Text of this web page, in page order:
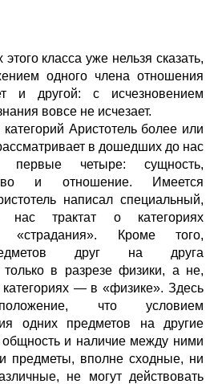
класса уже нельзя сказать,
одного члена отношения
и другой: с исчезновением
вовсе не исчезает.
Аристотель более или
в дошедших до нас
первые четыре: сущность,
и отношение. Имеется
написал специальный,
трактат о категориях
«страдания». Кроме того,
друг на друга
только в разрезе физики, а не,
— в «физике». Здесь
что условием
одних предметов на другие
общность и наличие между ними
предметы, вполне сходные, ни
не могут действовать